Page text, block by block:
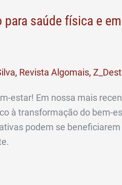
saúde física e
, Revista Algomais,
estar! Em nossa mais
à transformação do bem-
podem se